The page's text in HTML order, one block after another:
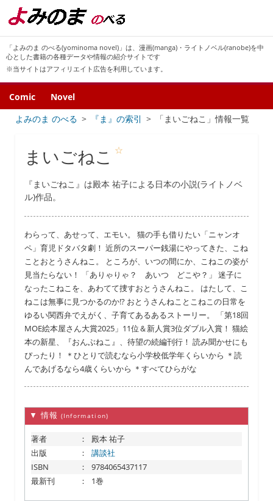
「よみのま のべる(yominoma novel)」は、漫画(manga)・ライトノベル(ranobe)を中
心とした書籍の各種データや情報の紹介サイトです
※当サイトはアフィリエイト広告を利用しています。
Comic
Novel
よみのま のべる
『ま』の索引 「まいごねこ」情報一覧
まいごねこ ☆
『まいごねこ』は殿本 祐子による日本の小説(ライトノベ
ル)作品。
わらって、あせって、エモい。 猫の手も借りたい「ニャンオ
ペ」育児ドタバタ劇！ 近所のスーパー銭湯にやってきた、こね
ことおとうさんねこ。 ところが、いつの間にか、こねこの姿が
見当たらない！ 「ありゃりゃ？ あいつ どこや？」 迷子に
なったこねこを、あわてて捜すおとうさんねこ。 はたして、こ
ねこは無事に見つかるのか!? おとうさんねことこねこの日常を
ゆるい関西弁でえがく、子育てあるあるストーリー。 「第18回
MOE絵本屋さん大賞2025」11位＆新人賞3位ダブル入賞！ 猫絵
本の新星、『おんぶねこ』、待望の続編刊行！ 読み聞かせにも
ぴったり！ ＊ひとりで読むなら小学校低学年くらいから ＊読
んであげるなら4歳くらいから ＊すべてひらがな
▼ 情報 (Information)
著者 ：
殿本 祐子
出版
：
講談社
ISBN
：
9784065437117
最新刊
： 1巻